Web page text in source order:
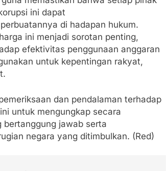
ini dapat
di hadapan hukum.
ini menjadi sorotan penting,
efektivitas penggunaan anggaran
untuk kepentingan rakyat,
dan pendalaman terhadap
untuk mengungkap secara
bertanggung jawab serta
negara yang ditimbulkan. (Red)